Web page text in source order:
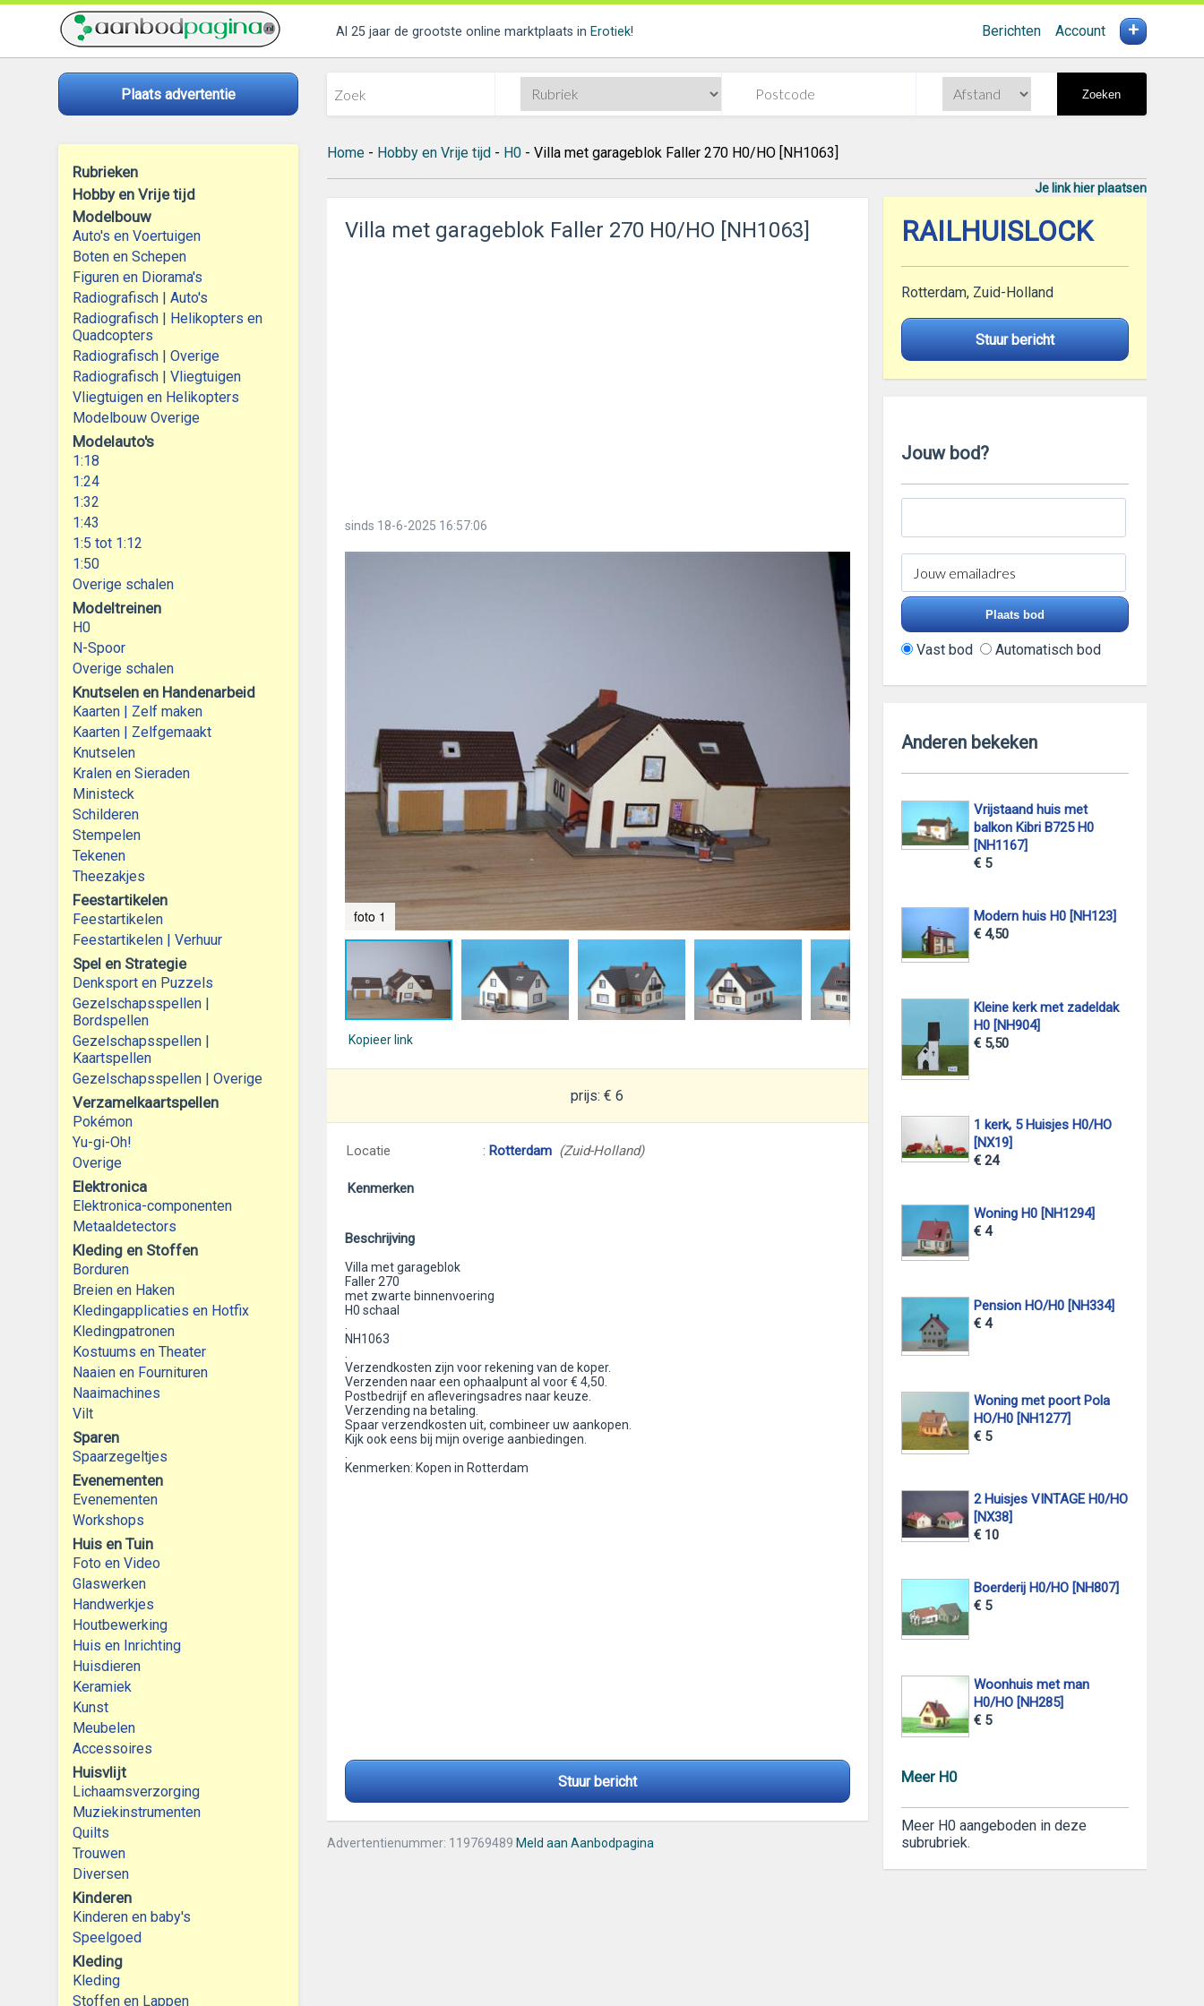
Al 25 jaar de grootste online marktplaats in Erotiek! Berichten Account +
Plaats advertentie Zoeken
Rubrieken
Hobby en Vrije tijd
Modelbouw
Auto's en Voertuigen
Boten en Schepen
Figuren en Diorama's
Radiografisch | Auto's
Radiografisch | Helikopters en
Quadcopters
Radiografisch | Overige
Radiografisch | Vliegtuigen
Vliegtuigen en Helikopters
Modelbouw Overige
Modelauto's
1:18
1:24
1:32
1:43
1:5 tot 1:12
1:50
Overige schalen
Modeltreinen
H0
N-Spoor
Overige schalen
Knutselen en Handenarbeid
Kaarten | Zelf maken
Kaarten | Zelfgemaakt
Knutselen
Kralen en Sieraden
Ministeck
Schilderen
Stempelen
Tekenen
Theezakjes
Feestartikelen
Feestartikelen
Feestartikelen | Verhuur
Spel en Strategie
Denksport en Puzzels
Gezelschapsspellen |
Bordspellen
Gezelschapsspellen |
Kaartspellen
Gezelschapsspellen | Overige
Verzamelkaartspellen
Pokémon
Yu-gi-Oh!
Overige
Elektronica
Elektronica-componenten
Metaaldetectors
Kleding en Stoffen
Borduren
Breien en Haken
Kledingapplicaties en Hotfix
Kledingpatronen
Kostuums en Theater
Naaien en Fournituren
Naaimachines
Vilt
Sparen
Spaarzegeltjes
Evenementen
Evenementen
Workshops
Huis en Tuin
Foto en Video
Glaswerken
Handwerkjes
Houtbewerking
Huis en Inrichting
Huisdieren
Keramiek
Kunst
Meubelen
Accessoires
Huisvlijt
Lichaamsverzorging
Muziekinstrumenten
Quilts
Trouwen
Diversen
Kinderen
Kinderen en baby's
Speelgoed
Kleding
Kleding
Stoffen en Lappen
Home- Hobby en Vrije tijd- H0- Villa met garageblok Faller 270 H0/HO [NH1063]
Je link hier plaatsen
Villa met garageblok Faller 270 H0/HO [NH1063]
sinds 18-6-2025 16:57:06
foto 1
Kopieer link
prijs: € 6
Locatie : Rotterdam (Zuid-Holland)
Kenmerken
Beschrijving
Villa met garageblok
Faller 270
met zwarte binnenvoering
H0 schaal
NH1063
Verzendkosten zijn voor rekening van de koper.
Verzenden naar een ophaalpunt al voor € 4,50.
Postbedrijf en afleveringsadres naar keuze.
Verzending na betaling.
Spaar verzendkosten uit, combineer uw aankopen.
Kijk ook eens bij mijn overige aanbiedingen.
Kenmerken: Kopen in Rotterdam
Stuur bericht
Advertentienummer: 119769489 Meld aan Aanbodpagina
RAILHUISLOCK
Rotterdam, Zuid-Holland
Stuur bericht
Jouw bod?
Vast bod Automatisch bod
Anderen bekeken
Vrijstaand huis met
balkon Kibri B725 H0
[NH1167]
€ 5
Modern huis H0 [NH123]
€ 4,50
Kleine kerk met zadeldak
H0 [NH904]
€ 5,50
1 kerk, 5 Huisjes H0/HO
[NX19]
€ 24
Woning H0 [NH1294]
€ 4
Pension HO/H0 [NH334]
€ 4
Woning met poort Pola
HO/H0 [NH1277]
€ 5
2 Huisjes VINTAGE H0/HO
[NX38]
€ 10
Boerderij H0/HO [NH807]
€ 5
Woonhuis met man
H0/HO [NH285]
€ 5
Meer H0
Meer H0 aangeboden in deze
subrubriek.